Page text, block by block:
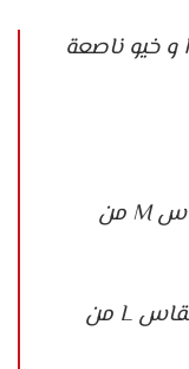
خيو ناصعة
78cm-46cm مقاس L يقابل مقاس M من
80cm-48cm مقاس XL يقابل مقاس L من